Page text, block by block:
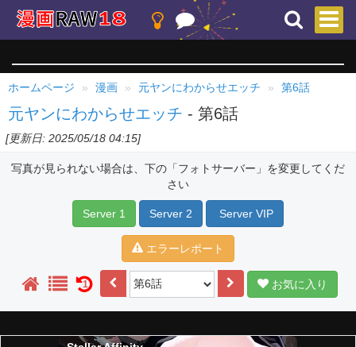
ホームページ 漫画 元ヤンにわからせエッチ 第6話
元ヤンにわからせエッチ - 第6話
[更新日: 2025/05/18 04:15]
写真が見られない場合は、下の「フォトサーバー」を変更してくだ
さい
Server 1 Server 2 Server VIP
エラーレポート
1 お気に入り